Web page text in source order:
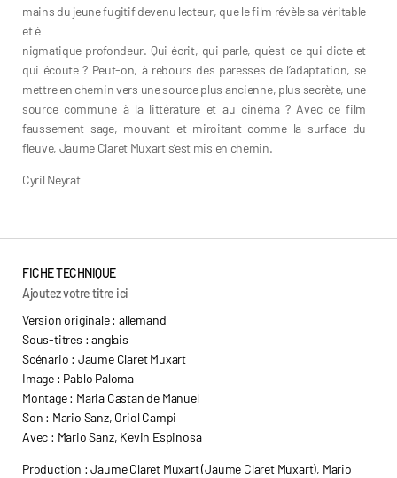
mains du jeune fugitif devenu lecteur, que le film révèle sa véritable
et é
nigmatique profondeur. Qui écrit, qui parle, qu’est-ce qui dicte et
qui écoute ? Peut-on, à rebours des paresses de l’adaptation, se
mettre en chemin vers une source plus ancienne, plus secrète, une
source commune à la littérature et au cinéma ? Avec ce film
faussement sage, mouvant et miroitant comme la surface du
fleuve, Jaume Claret Muxart s’est mis en chemin.
Cyril Neyrat
FICHE TECHNIQUE
Ajoutez votre titre ici
Version originale : allemand
Sous-titres : anglais
Scénario : Jaume Claret Muxart
Image : Pablo Paloma
Montage : Maria Castan de Manuel
Son : Mario Sanz, Oriol Campi
Avec : Mario Sanz, Kevin Espinosa
Production : Jaume Claret Muxart (Jaume Claret Muxart), Mario